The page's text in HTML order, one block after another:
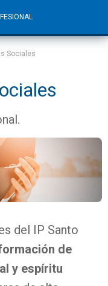
Sociales
del IP Santo
de
y espíritu